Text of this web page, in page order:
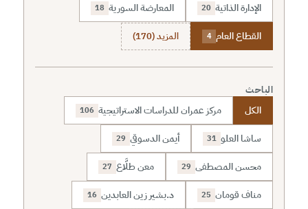
الإدارة الذاتية 20 المعارضة السورية 18
القطاع العام 4 المزيد (170)
الباحث
الكل مركز عمران للدراسات الاستراتيجية 106
ساشا العلو 31 أيمن الدسوقي 29
محسن المصطفى 29 معن طلَّاع 27
مناف قومان 25 د.بشير زين العابدين 16